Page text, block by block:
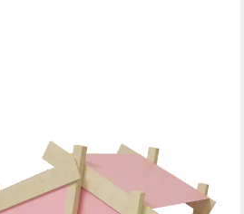
Massivholz-Hochbett mit Leiter,
mit optionaler 175 cm Rutsche
Etagenbett mit Zubehör –